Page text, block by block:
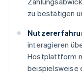
zu bestätigen
interagieren
Hostplattform
beispielsweise